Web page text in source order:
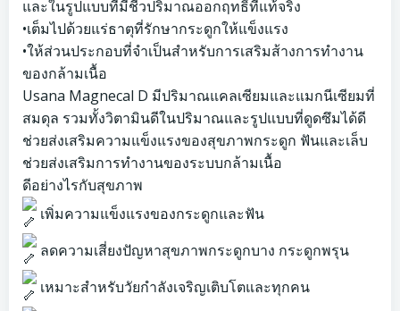
และในรูปแบบที่มีชีวปริมาณออกฤทธิ์ที่แท้จริง
•เต็มไปด้วยแร่ธาตุที่รักษากระดูกให้แข็งแรง
•ให้ส่วนประกอบที่จำเป็นสำหรับการเสริมส้างการทำงาน
ของกล้ามเนื้อ
Usana Magnecal D มีปริมาณแคลเซียมและแมกนีเซียมที่
สมดุล รวมทั้งวิตามินดีในปริมาณและรูปแบบที่ดูดซึมได้ดี
ช่วยส่งเสริมความแข็งแรงของสุขภาพกระดูก ฟันและเล็บ
ช่วยส่งเสริมการทำงานของระบบกล้ามเนื้อ
ดีอย่างไรกับสุขภาพ
เพิ่มความแข็งแรงของกระดูกและฟัน
ลดความเสี่ยงปัญหาสุขภาพกระดูกบาง กระดูกพรุน
เหมาะสำหรับวัยกำลังเจริญเติบโตและทุกคน